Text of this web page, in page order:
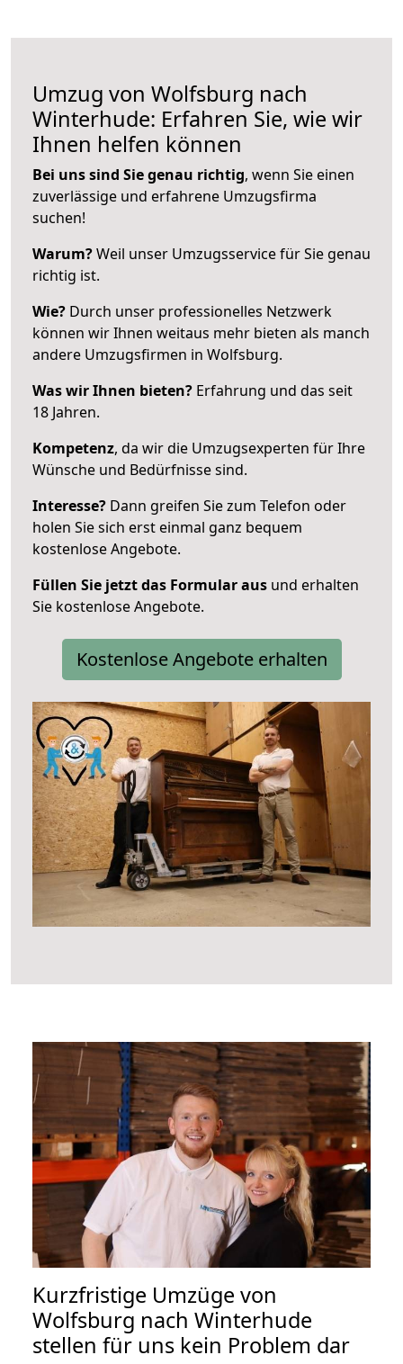
Umzug von Wolfsburg nach
Winterhude: Erfahren Sie, wie wir
Ihnen helfen können
Bei uns sind Sie genau richtig, wenn Sie einen
zuverlässige und erfahrene Umzugsfirma
suchen!
Warum?Weil unser Umzugsservice für Sie genau
richtig ist.
Wie? Durch unser professionelles Netzwerk
können wir Ihnen weitaus mehr bieten als manch
andere Umzugsfirmen in Wolfsburg.
Was wir Ihnen bieten? Erfahrung und das seit
18 Jahren.
Kompetenz, da wir die Umzugsexperten für Ihre
Wünsche und Bedürfnisse sind.
Interesse? Dann greifen Sie zum Telefon oder
holen Sie sich erst einmal ganz bequem
kostenlose Angebote.
Füllen Sie jetzt das Formular aus und erhalten
Sie kostenlose Angebote.
Kostenlose Angebote erhalten
Kurzfristige Umzüge von
Wolfsburg nach Winterhude
stellen für uns kein Problem dar